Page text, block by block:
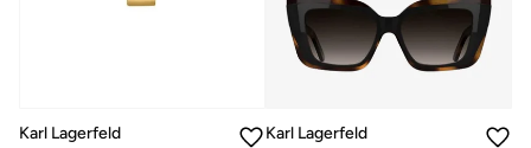
Karl Lagerfeld
Karl Lagerfeld